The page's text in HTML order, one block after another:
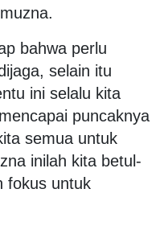
bahwa perlu
selain itu
ini selalu kita
puncaknya
semua untuk
inilah kita betul-
fokus untuk